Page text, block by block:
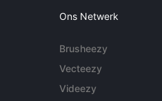
Ons Netwerk
Brusheezy
Vecteezy
Videezy